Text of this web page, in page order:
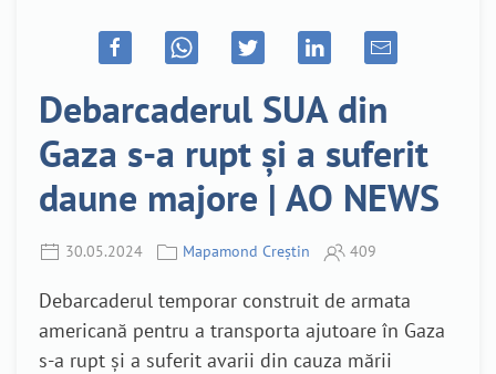
Debarcaderul SUA din
Gaza s-a rupt și a suferit
daune majore | AO NEWS
30.05.2024 Mapamond Creștin 409
Debarcaderul temporar construit de armata
americană pentru a transporta ajutoare în Gaza
s-a rupt și a suferit avarii din cauza mării